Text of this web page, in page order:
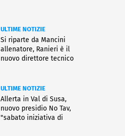
ULTIME NOTIZIE
Si riparte da Mancini
allenatore, Ranieri è il
nuovo direttore tecnico
ULTIME NOTIZIE
Allerta in Val di Susa,
nuovo presidio No Tav,
"sabato iniziativa di